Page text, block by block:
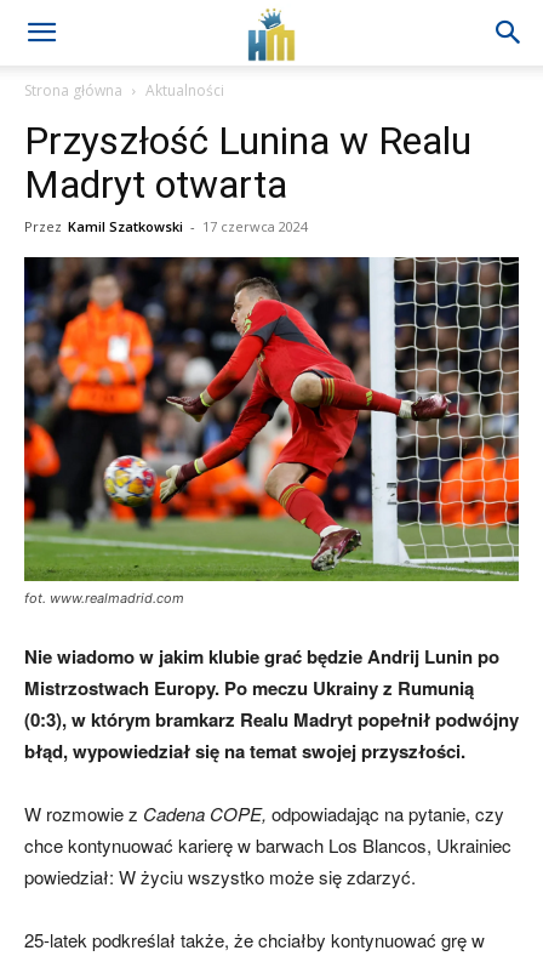
Strona główna Aktualności
Przyszłość Lunina w Realu
Madryt otwarta
Przez Kamil Szatkowski - 17 czerwca 2024
fot. www.realmadrid.com
Nie wiadomo w jakim klubie grać będzie Andrij Lunin po
Mistrzostwach Europy. Po meczu Ukrainy z Rumunią
(0:3), w którym bramkarz Realu Madryt popełnił podwójny
błąd, wypowiedział się na temat swojej przyszłości.
W rozmowie z Cadena COPE, odpowiadając na pytanie, czy
chce kontynuować karierę w barwach Los Blancos, Ukrainiec
powiedział: W życiu wszystko może się zdarzyć.
25-latek podkreślał także, że chciałby kontynuować grę w